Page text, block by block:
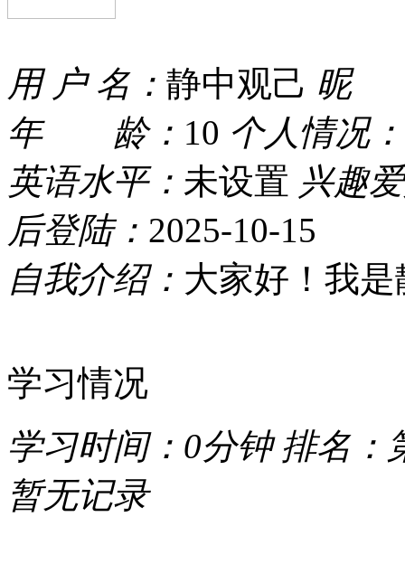
用 户 名： 静中观己 昵
年 龄： 10 个人情况：
英语水平： 未设置 兴趣
后登陆： 2025-10-15
自我介绍： 大家好！我
学习情况
学习时间： 0分钟 排名：
暂无记录